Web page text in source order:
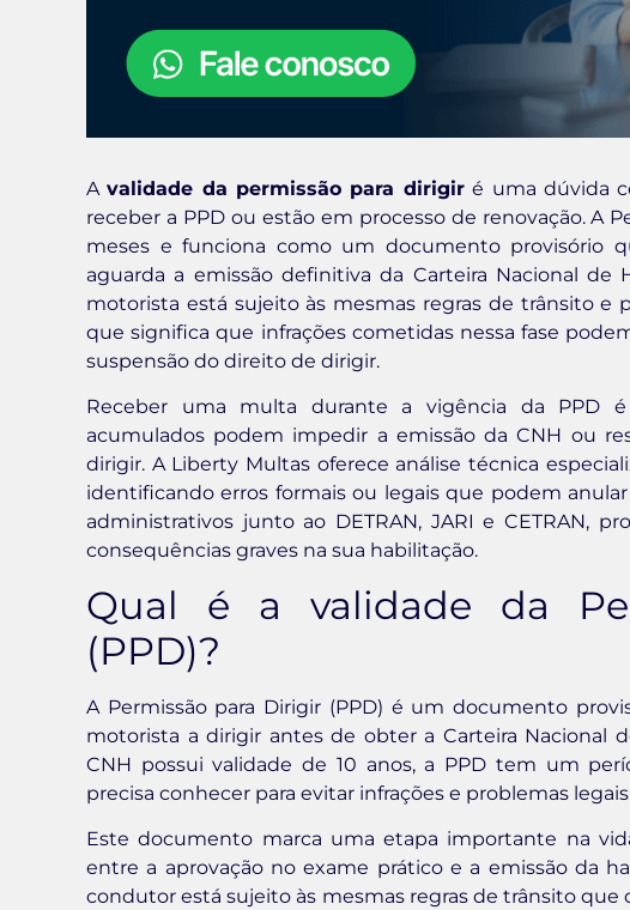
Avalidade da permissão para dirigiré uma dúvida
receber a PPD ou estão em processo de renovação. A
meses e funciona como um documento provisório
aguarda a emissão definitiva da Carteira Nacional de
motorista está sujeito às mesmas regras de trânsito
que significa que infrações cometidas nessa fase
suspensão do direito de dirigir.
Receber uma multa durante a vigência da PPD
acumulados podem impedir a emissão da CNH ou
dirigir. A Liberty Multas oferece análise técnica
identificando erros formais ou legais que podem
administrativos junto ao DETRAN, JARI e CETRAN,
consequências graves na sua habilitação.
Qual é a validade da
(PPD)?
A Permissão para Dirigir (PPD) é um documento
motorista a dirigir antes de obter a Carteira Nacional
CNH possui validade de 10 anos, a PPD tem um
precisa conhecer para evitar infrações e problemas
Este documento marca uma etapa importante na
entre a aprovação no exame prático e a emissão da
condutor está sujeito às mesmas regras de trânsito